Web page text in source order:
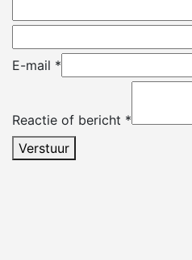
E-mail *
Reactie of bericht *
Verstuur